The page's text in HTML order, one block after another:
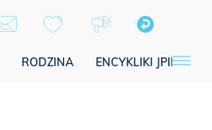
RODZINA ENCYKLIKI JPII